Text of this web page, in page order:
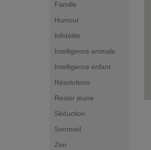
Famille
Humour
Infidélité
Intelligence animale
Intelligence enfant
Résolutions
Rester jeune
Séduction
Sommeil
Zen